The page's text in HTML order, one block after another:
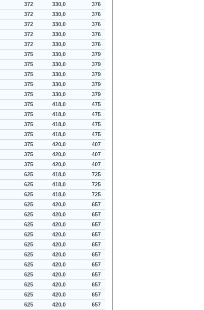
372 330,0
376
372 330,0
376
372 330,0
376
372 330,0
376
372 330,0
376
375 330,0
379
375 330,0
379
375 330,0
379
375 330,0
379
375 330,0
379
375 418,0
475
375 418,0
475
375 418,0
475
375 418,0
475
375 420,0
407
375 420,0
407
375 420,0
407
625 418,0
725
625 418,0
725
625 418,0
725
625 420,0
657
625 420,0
657
625 420,0
657
625 420,0
657
625 420,0
657
625 420,0
657
625 420,0
657
625 420,0
657
625 420,0
657
625 420,0
657
625 420,0 657